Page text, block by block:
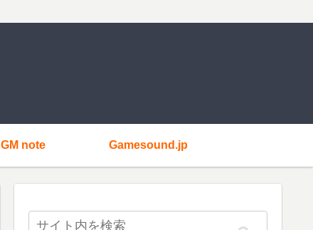
GM note Gamesound.jp